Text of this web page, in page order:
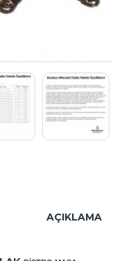
AÇIKLAMA